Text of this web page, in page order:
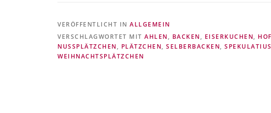
VERÖFFENTLICHT IN ALLGEMEIN
VERSCHLAGWORTET MIT AHLEN, BACKEN, EISERKUCHEN,
NUSSPLÄTZCHEN, PLÄTZCHEN, SELBERBACKEN, SPEKULATIUS
WEIHNACHTSPLÄTZCHEN